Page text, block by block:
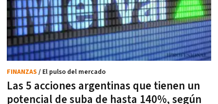
Las 5 acciones argentinas que tienen un
potencial de suba de hasta 140%, según
FINANZAS / El pulso del mercado